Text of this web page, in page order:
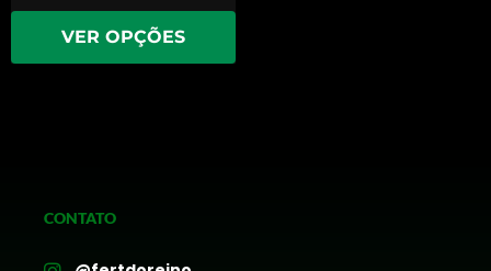
VER OPÇÕES
CONTATO